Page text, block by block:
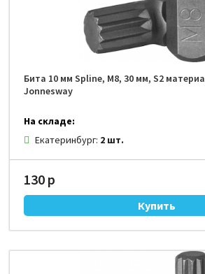
Бита 10 мм Spline, М8, 30 мм, S2
Jonnesway
На складе:
Екатеринбург: 2 шт.
130 р